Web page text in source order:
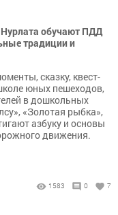
Нурлата обучают ПДД
традиции и
сказку, квест-
юных пешеходов,
в дошкольных
«Золотая рыбка»,
азбуку и основы
движения.
1583 0 7